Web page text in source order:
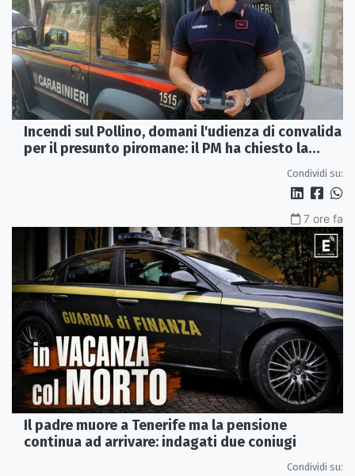
Incendi sul Pollino, domani l'udienza di convalida
per il presunto piromane: il PM ha chiesto la
Condividi su:
7 ore fa
Il padre muore a Tenerife ma la pensione
continua ad arrivare: indagati due coniugi
Condividi su: